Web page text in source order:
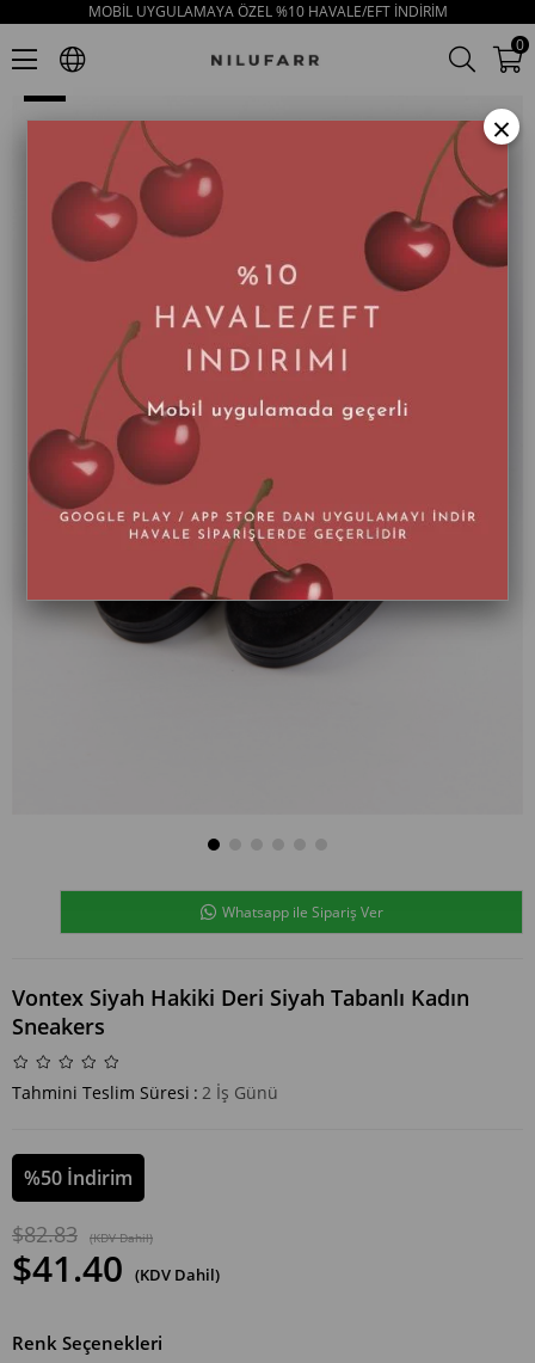
MOBİL UYGULAMAYA ÖZEL %10 HAVALE/EFT İNDİRİM
0
Vontex Siyah Hakiki Deri Siyah Tabanlı Kadın Sneakers
Whatsapp ile Sipariş Ver
Vontex Siyah Hakiki Deri Siyah Tabanlı Kadın
Sneakers
Tahmini Teslim Süresi : 2 İş Günü
%50 İndirim
$82.83 (KDV Dahil)
$41.40 (KDV Dahil)
Renk Seçenekleri
×